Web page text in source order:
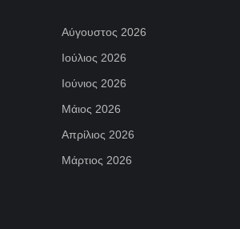
Αύγουστος 2026
Ιούλιος 2026
Ιούνιος 2026
Μάιος 2026
Απρίλιος 2026
Μάρτιος 2026